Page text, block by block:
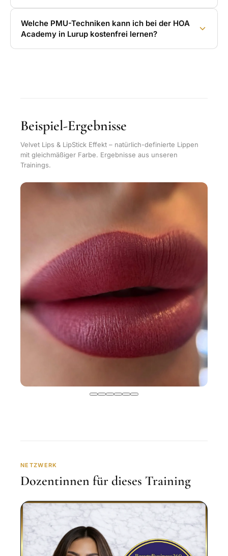
Welche PMU-Techniken kann ich bei der HOA
Academy in Lurup kostenfrei lernen?
Beispiel-Ergebnisse
Velvet Lips & LipStick Effekt – natürlich-definierte Lippen
mit gleichmäßiger Farbe. Ergebnisse aus unseren
Trainings.
NETZWERK
Dozentinnen für dieses Training